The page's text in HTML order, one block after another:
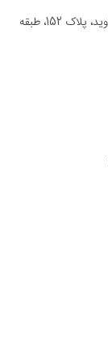
آدرس: خیابان کارگر جنوبی، خیابان روانمهر، نبش منیرجاوید، پلاک 152، طبقه